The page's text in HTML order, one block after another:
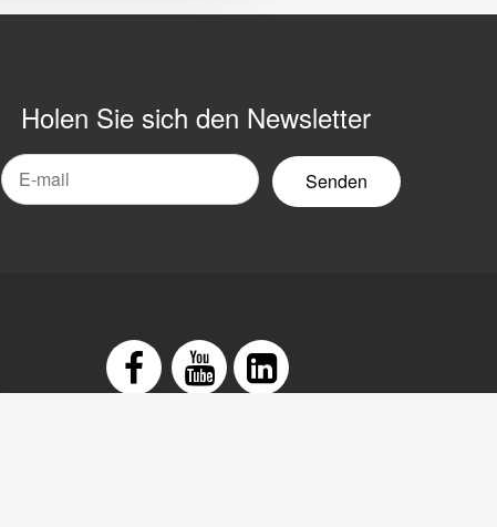
Holen Sie sich den Newsletter
E-
Mail-
Newsletter